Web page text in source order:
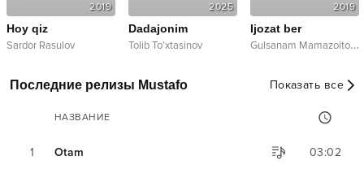
2019
Hoy qiz
Sardor Rasulov
2025
Dadajonim
Tolib To'xtasinov
2019
Ijozat ber
G
ulsanam Mamazoitova
Последние релизы Mustafo Показать все
НАЗВАНИЕ
1 Otam 03:02